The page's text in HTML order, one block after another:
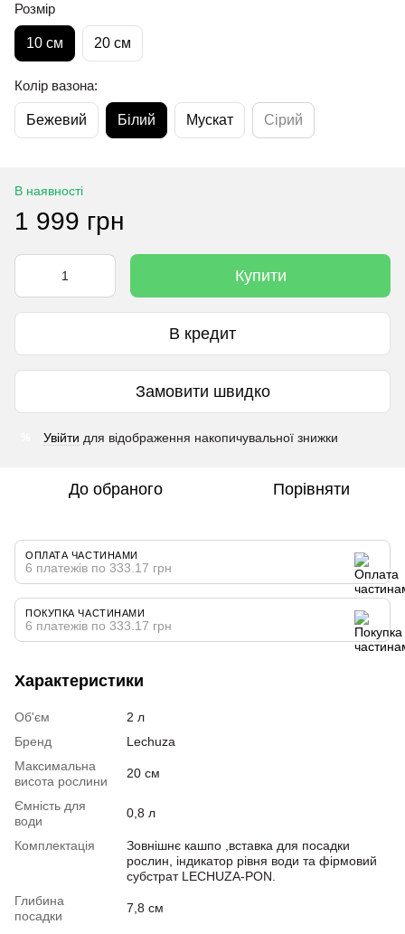
Розмір
10 cм 20 см
Колір вазона:
Бежевий Білий Мускат Сірий
В наявності
1 999 грн
Купити
В кредит
Замовити швидко
Увійти для відображення накопичувальної знижки
До обраного Порівняти
ОПЛАТА ЧАСТИНАМИ
6 платежів по 333.17 грн
ПОКУПКА ЧАСТИНАМИ
6 платежів по 333.17 грн
Характеристики
Об'єм
2 л
Бренд
Lechuza
Максимальна
висота рослини
20 см
Ємність для
води
0,8 л
Комплектація
Зовнішнє кашпо ,вставка для посадки
рослин, індикатор рівня води та фірмовий
субстрат LECHUZA-PON.
Глибина
посадки
7,8 см